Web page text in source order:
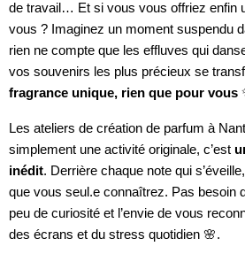
de travail… Et si vous vous offriez enfin
vous ? Imaginez un moment suspendu
rien ne compte que les effluves qui
vos souvenirs les plus précieux se
fragrance unique, rien que pour vous
Les ateliers de création de parfum à
simplement une activité originale, c’est
inédit. Derrière chaque note qui
que vous seul.e connaîtrez. Pas besoin
peu de curiosité et l’envie de vous
des écrans et du stress quotidien 🌸.